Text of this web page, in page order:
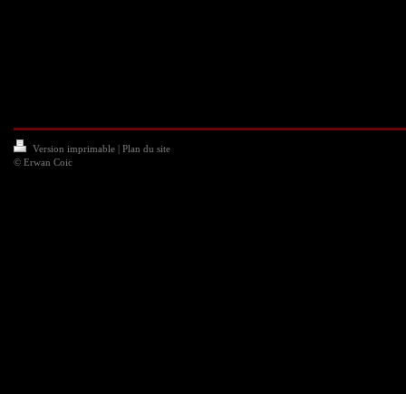
Version imprimable | Plan du site
© Erwan Coic